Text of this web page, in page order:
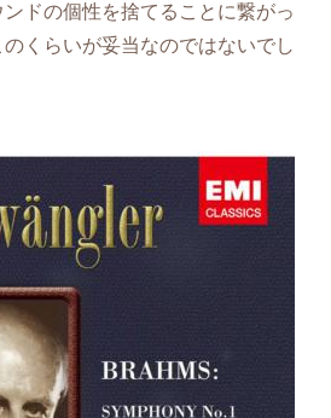
ドの個性を捨てることに繋がっ
くらいが妥当なのではないでし